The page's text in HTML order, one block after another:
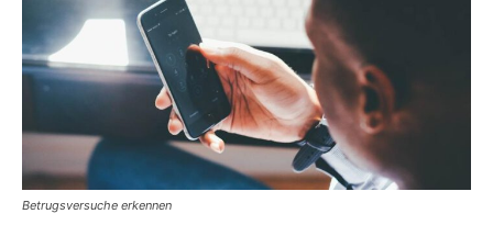
Betrugsversuche erkennen